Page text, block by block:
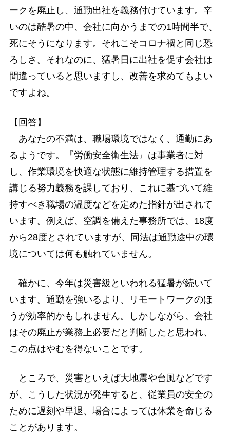
ークを廃止し、通勤出社を義務付けています。辛
いのは酷暑の中、会社に向かうまでの1時間半で、
死にそうになります。それこそコロナ禍と同じ恐
ろしさ。それなのに、猛暑日に出社を促す会社は
間違っていると思いますし、改善を求めてもよい
ですよね。
【回答】
あなたの不満は、職場環境ではなく、通勤にあ
るようです。『労働安全衛生法』は事業者に対
し、作業環境を快適な状態に維持管理する措置を
講じる努力義務を課しており、これに基づいて維
持すべき職場の温度などを定めた指針が出されて
います。例えば、空調を備えた事務所では、18度
から28度とされていますが、同法は通勤途中の環
境については何も触れていません。
確かに、今年は災害級といわれる猛暑が続いて
います。通勤を強いるより、リモートワークのほ
うが効率的かもしれません。しかしながら、会社
はその廃止が業務上必要だと判断したと思われ、
この点はやむを得ないことです。
ところで、災害といえば大地震や台風などです
が、こうした状況が発生すると、従業員の安全の
ために遅刻や早退、場合によっては休業を命じる
ことがあります。